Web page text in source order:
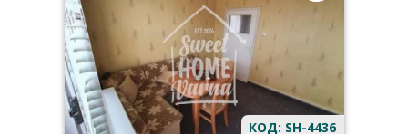
КОД: SH-4436